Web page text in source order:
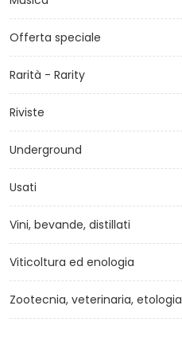
Offerta speciale
Rarità - Rarity
Riviste
Underground
Usati
Vini, bevande, distillati
Viticoltura ed enologia
Zootecnia, veterinaria, etologia